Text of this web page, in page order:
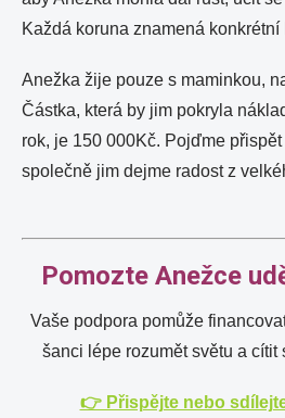
Každá koruna znamená konkrétní
Anežka žije pouze s maminkou,
Částka, která by jim pokryla
rok, je 150 000Kč. Pojďme
společně jim dejme radost z
Pomozte Anežce
Vaše podpora pomůže
šanci lépe rozumět světu a cítit
👉 Přispějte nebo